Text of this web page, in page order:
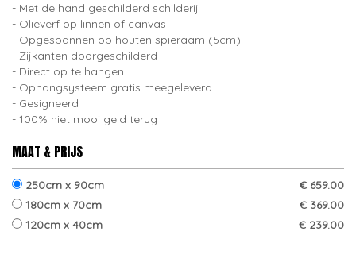
Met de hand geschilderd schilderij
Olieverf op linnen of canvas
Opgespannen op houten spieraam (5cm)
Zijkanten doorgeschilderd
Direct op te hangen
Ophangsysteem gratis meegeleverd
Gesigneerd
100% niet mooi geld terug
MAAT & PRIJS
250cm x 90cm
€ 659.00
180cm x 70cm
€ 369.00
120cm x 40cm
€ 239.00